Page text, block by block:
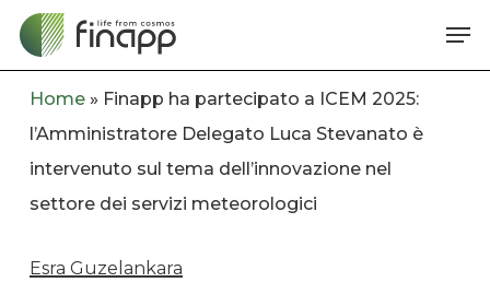
Skip
Home» Finapp ha partecipato a ICEM 2025:
l’Amministratore Delegato Luca Stevanato è
intervenuto sul tema dell’innovazione nel
settore dei servizi meteorologici
Esra Guzelankara